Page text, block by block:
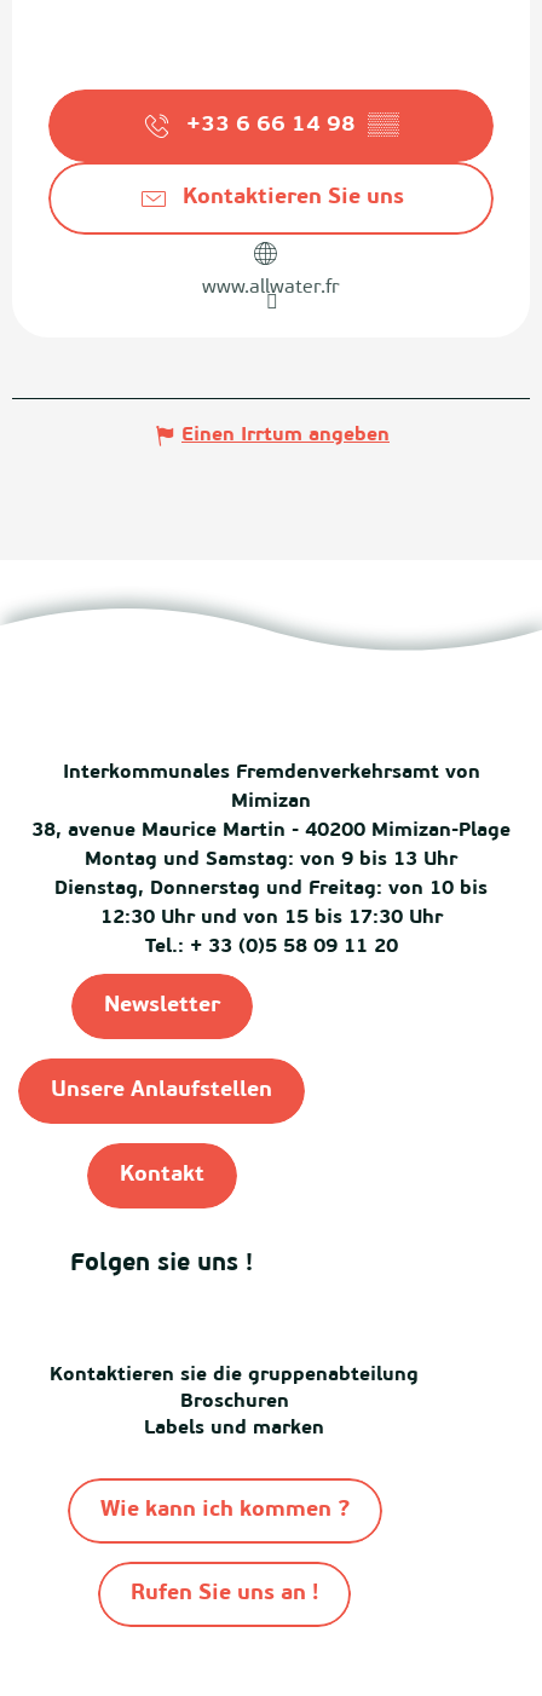
+33 6 66 14 98 ▒▒
Kontaktieren Sie uns
www.allwater.fr
Einen Irrtum angeben
Interkommunales Fremdenverkehrsamt von
Mimizan
38, avenue Maurice Martin - 40200 Mimizan-Plage
Montag und Samstag: von 9 bis 13 Uhr
Dienstag, Donnerstag und Freitag: von 10 bis
12:30 Uhr und von 15 bis 17:30 Uhr
Tel.: + 33 (0)5 58 09 11 20
Newsletter
Unsere Anlaufstellen
Kontakt
Folgen sie uns !
Kontaktieren sie die gruppenabteilung
Broschuren
Labels und marken
Wie kann ich kommen ?
Rufen Sie uns an !